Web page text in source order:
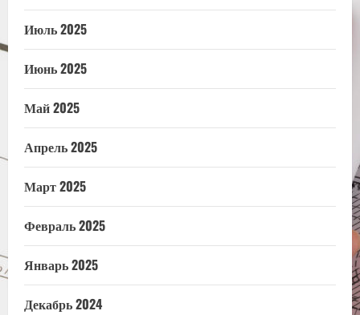
Июль 2025
Июнь 2025
Май 2025
Апрель 2025
Март 2025
Февраль 2025
Январь 2025
Декабрь 2024